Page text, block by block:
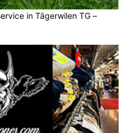
in Tägerwilen TG –